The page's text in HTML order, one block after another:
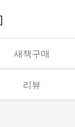
새책구매
리뷰